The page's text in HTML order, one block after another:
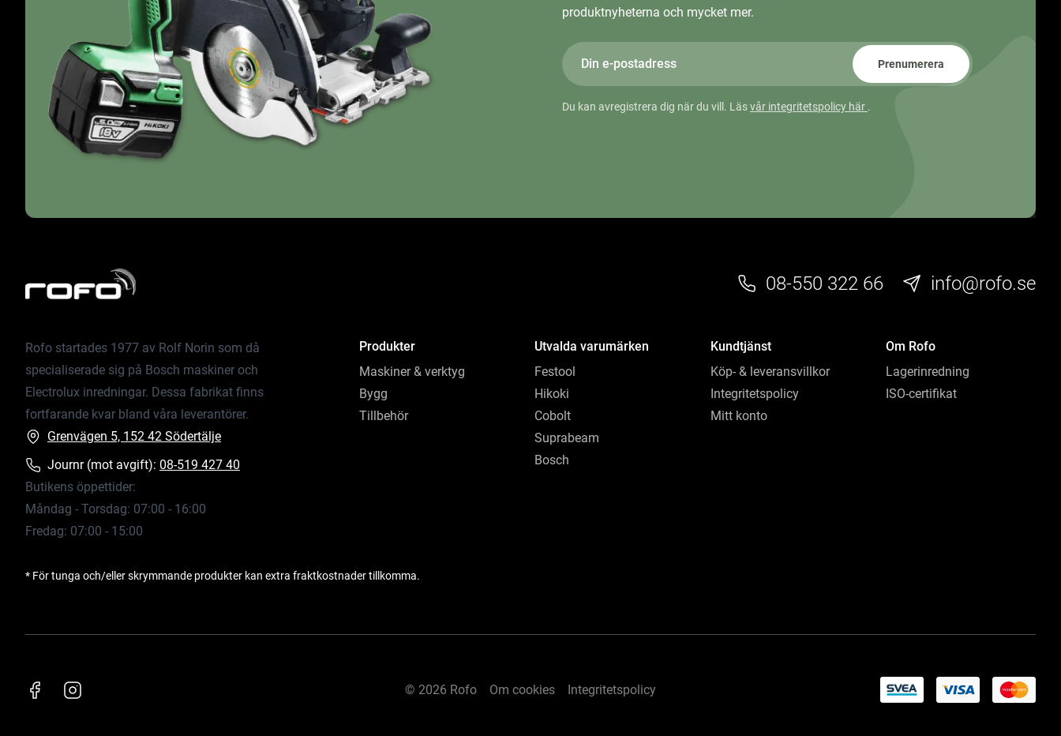
produktnyheterna och mycket mer.
Prenumerera
Du kan avregistrera dig när du vill. Läsvår integritetspolicy här .
08-550 322 66 info@rofo.se
Rofo startades 1977 av Rolf Norin som då
specialiserade sig på Bosch maskiner och
Electrolux inredningar. Dessa fabrikat finns
fortfarande kvar bland våra leverantörer.
Grenvägen 5, 152 42 Södertälje
Journr (mot avgift): 08-519 427 40
Butikens öppettider:
Måndag - Torsdag: 07:00 - 16:00
Fredag: 07:00 - 15:00
Produkter
Maskiner & verktyg
Bygg
Tillbehör
Utvalda varumärken
Festool
Hikoki
Cobolt
Suprabeam
Bosch
Kundtjänst
Köp- & leveransvillkor
Integritetspolicy
Mitt konto
Om Rofo
Lagerinredning
ISO-certifikat
* För tunga och/eller skrymmande produkter kan extra fraktkostnader tillkomma.
© 2026 Rofo Om cookies Integritetspolicy